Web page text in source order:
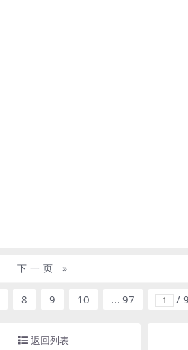
下一页 »
8 9 10 ... 97 /
返回列表